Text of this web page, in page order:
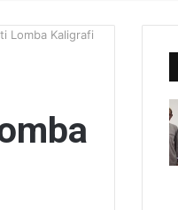
Lomba Kaligrafi